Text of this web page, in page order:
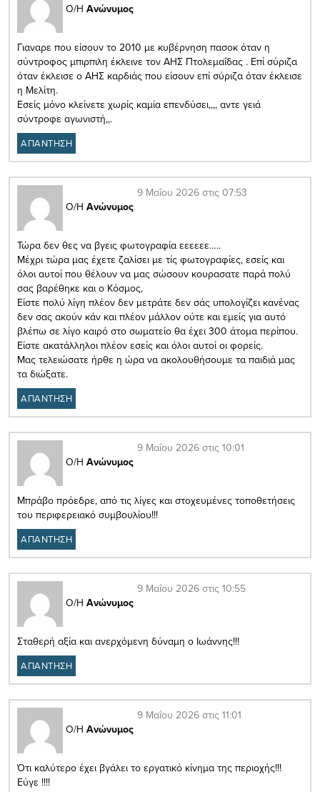
Ο/Η Ανώνυμος
Γιαναρε που είσουν το 2010 με κυβέρνηση πασοκ όταν η
σύντροφος μπιρπιλη έκλεινε τον ΑΗΣ Πτολεμαΐδας . Επί σύριζα
όταν έκλεισε ο ΑΗΣ καρδιάς που είσουν επί σύριζα όταν έκλεισε
η Μελίτη.
Εσείς μόνο κλείνετε χωρίς καμία επενδύσει,,,, αντε γειά
σύντροφε αγωνιστή,,.
ΑΠΑΝΤΗΣΗ
Ο/Η Ανώνυμος
9 Μαΐου 2026 στις 07:53
Τώρα δεν θες να βγεις φωτογραφία εεεεεε…..
Μέχρι τώρα μας έχετε ζαλίσει με τίς φωτογραφίες, εσείς και
όλοι αυτοί που θέλουν να μας σώσουν κουρασατε παρά πολύ
σας βαρέθηκε και ο Κόσμος,
Είστε πολύ λίγη πλέον δεν μετράτε δεν σάς υπολογίζει κανένας
δεν σας ακούν κάν και πλέον μάλλον ούτε και εμείς για αυτό
βλέπω σε λίγο καιρό στο σωματείο θα έχει 300 άτομα περίπου.
Είστε ακατάλληλοι πλέον εσείς και όλοι αυτοί οι φορείς.
Μας τελειώσατε ήρθε η ώρα να ακολουθήσουμε τα παιδιά μας
τα διώξατε.
ΑΠΑΝΤΗΣΗ
Ο/Η Ανώνυμος
9 Μαΐου 2026 στις 10:01
Μπράβο πρόεδρε, από τις λίγες και στοχευμένες τοποθετήσεις
του περιφερειακό συμβουλίου!!!
ΑΠΑΝΤΗΣΗ
Ο/Η Ανώνυμος
9 Μαΐου 2026 στις 10:55
Σταθερή αξία και ανερχόμενη δύναμη ο Ιωάννης!!!
ΑΠΑΝΤΗΣΗ
Ο/Η Ανώνυμος
9 Μαΐου 2026 στις 11:01
Ότι καλύτερο έχει βγάλει το εργατικό κίνημα της περιοχής!!!
Εύγε !!!!